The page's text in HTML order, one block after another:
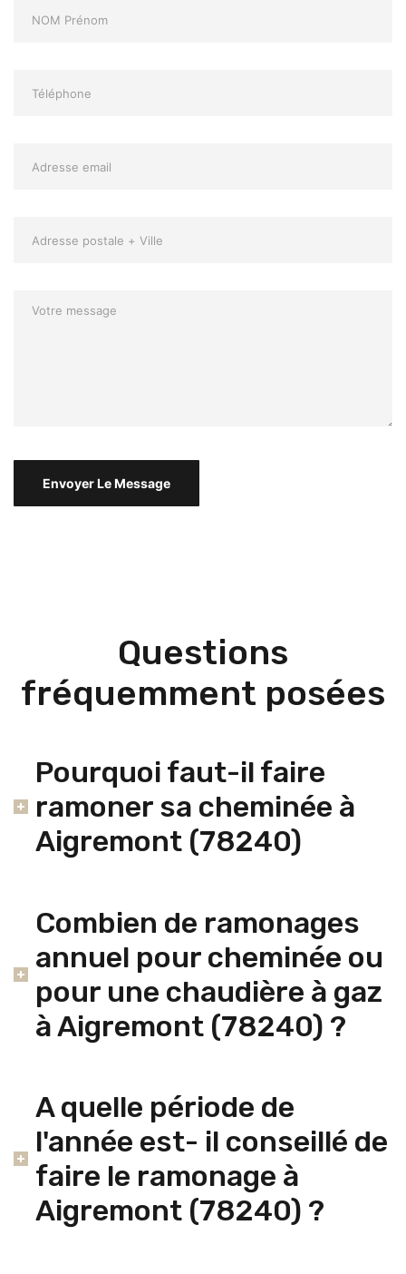
Questions
fréquemment posées
Pourquoi faut-il faire
ramoner sa cheminée à
Aigremont (78240)
Combien de ramonages
annuel pour cheminée ou
pour une chaudière à gaz
à Aigremont (78240) ?
A quelle période de
l'année est- il conseillé de
faire le ramonage à
Aigremont (78240) ?